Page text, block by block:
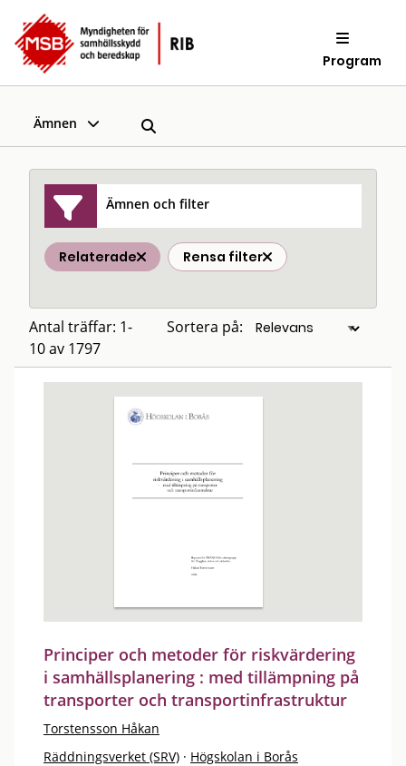
Program
Ämnen
Ämnen och filter
Relaterade Rensa filter
Antal träffar: 1-
10 av 1797
Sortera på:
Principer och metoder för riskvärdering
i samhällsplanering : med tillämpning på
transporter och transportinfrastruktur
Torstensson Håkan
Räddningsverket (SRV) · Högskolan i Borås